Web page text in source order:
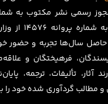
مجوز نشر
سال‌ها تجربه و حضور
فرهیختگان و
تألیفات، ترجمه،
مطالب گردآوری شده خود را